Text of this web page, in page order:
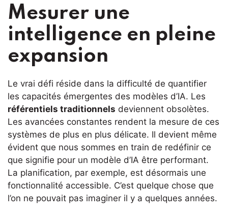
Mesurer une
intelligence en pleine
expansion
Le vrai défi réside dans la difficulté de quantifier
les capacités émergentes des modèles d’IA. Les
référentiels traditionnels deviennent obsolètes.
Les avancées constantes rendent la mesure de ces
systèmes de plus en plus délicate. Il devient même
évident que nous sommes en train de redéfinir ce
que signifie pour un modèle d’IA être performant.
La planification, par exemple, est désormais une
fonctionnalité accessible. C’est quelque chose que
l’on ne pouvait pas imaginer il y a quelques années.